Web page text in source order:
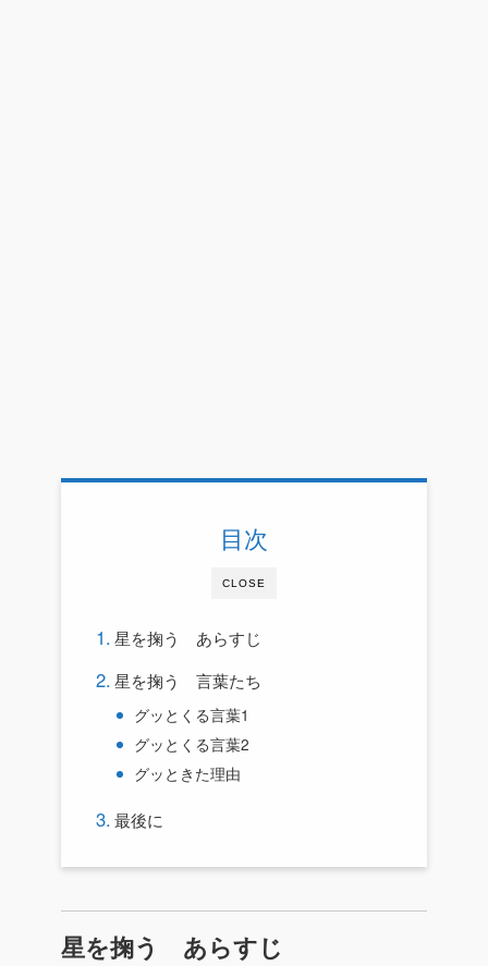
CLOSE
目次
星を掬う あらすじ
星を掬う 言葉たち
グッとくる言葉1
グッとくる言葉2
グッときた理由
最後に
星を掬う あらすじ